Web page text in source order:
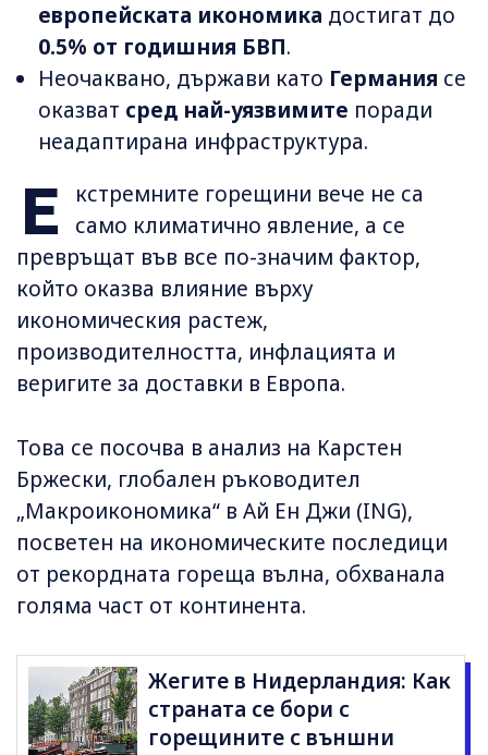
европейската икономика достигат до
0.5% от годишния БВП.
Неочаквано, държави като Германия се
оказват сред най-уязвимите поради
неадаптирана инфраструктура.
Е
кстремните горещини вече не са
само климатично явление, а се
превръщат във все по-значим фактор,
който оказва влияние върху
икономическия растеж,
производителността, инфлацията и
веригите за доставки в Европа.
Това се посочва в анализ на Карстен
Бржески, глобален ръководител
„Макроикономика“ в Ай Ен Джи (ING),
посветен на икономическите последици
от рекордната гореща вълна, обхванала
голяма част от континента.
Жегите в Нидерландия: Как
страната се бори с
горещините с външни